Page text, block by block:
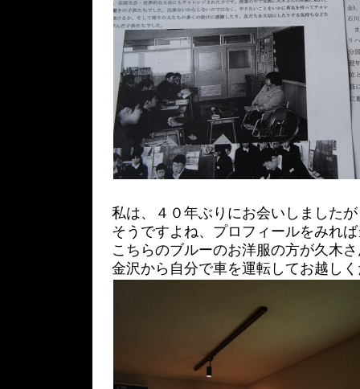
私は、４０年ぶりにお会いしました
そうですよね、プロフィールをみれ
こちらのブルーのお洋服の方が久木
金沢から自分で車を運転してお越し